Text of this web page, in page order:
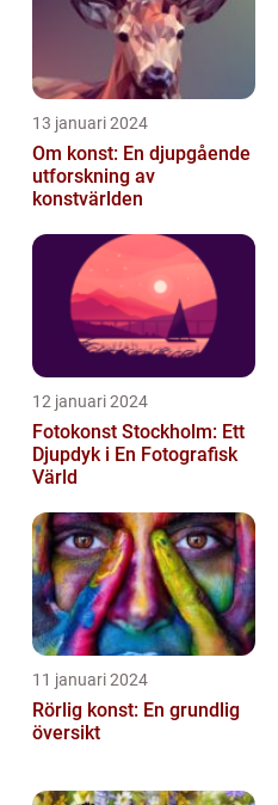
13 januari 2024
Om konst: En djupgående
utforskning av
konstvärlden
12 januari 2024
Fotokonst Stockholm: Ett
Djupdyk i En Fotografisk
Värld
11 januari 2024
Rörlig konst: En grundlig
översikt